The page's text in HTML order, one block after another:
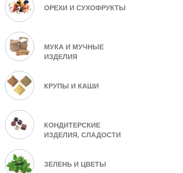
ОРЕХИ И СУХОФРУКТЫ
МУКА И МУЧНЫЕ
ИЗДЕЛИЯ
КРУПЫ И КАШИ
КОНДИТЕРСКИЕ
ИЗДЕЛИЯ, СЛАДОСТИ
ЗЕЛЕНЬ И ЦВЕТЫ